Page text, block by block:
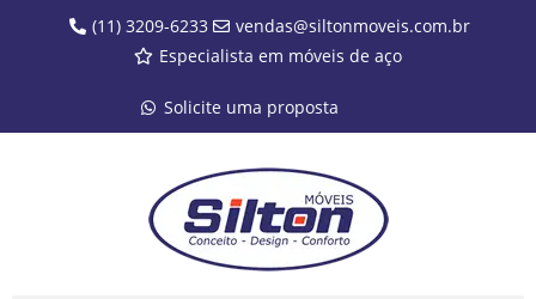
(11) 3209-6233
vendas@siltonmoveis.com.br
Especialista em móveis de aço
Solicite uma proposta